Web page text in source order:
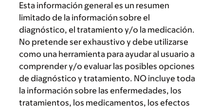
Esta información general es un resumen
limitado de la información sobre el
diagnóstico, el tratamiento y/o la medicación.
No pretende ser exhaustivo y debe utilizarse
como una herramienta para ayudar al usuario a
comprender y/o evaluar las posibles opciones
de diagnóstico y tratamiento. NO incluye toda
la información sobre las enfermedades, los
tratamientos, los medicamentos, los efectos